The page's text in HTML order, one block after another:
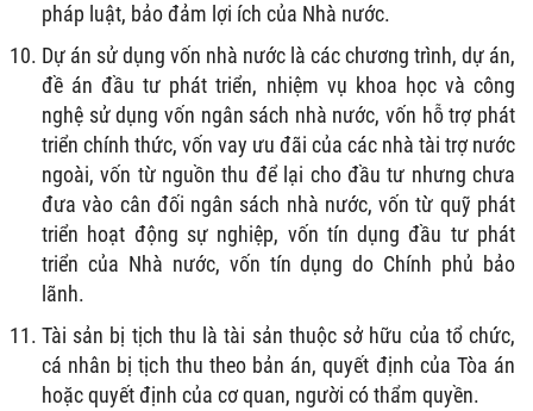
pháp luật, bảo đảm lợi ích của Nhà nước.
Dự án sử dụng vốn nhà nước là các chương trình, dự án,
đề án đầu tư phát triển, nhiệm vụ khoa học và công
nghệ sử dụng vốn ngân sách nhà nước, vốn hỗ trợ phát
triển chính thức, vốn vay ưu đãi của các nhà tài trợ nước
ngoài, vốn từ nguồn thu để lại cho đầu tư nhưng chưa
đưa vào cân đối ngân sách nhà nước, vốn từ quỹ phát
triển hoạt động sự nghiệp, vốn tín dụng đầu tư phát
triển của Nhà nước, vốn tín dụng do Chính phủ bảo
lãnh.
Tài sản bị tịch thu là tài sản thuộc sở hữu của tổ chức,
cá nhân bị tịch thu theo bản án, quyết định của Tòa án
hoặc quyết định của cơ quan, người có thẩm quyền.